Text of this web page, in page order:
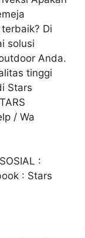
Di
solusi
Anda.
tinggi
Stars
/ Wa
:
: Stars